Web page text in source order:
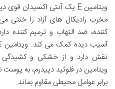
مخرب رادیکال های آزاد را خنثی
کننده، ضد التهاب و ترمیم کننده
نقش دارد و از خشکی و
ویتامین در فلوئید دپیدرم، به
برابر عوامل محیطی مقاوم بماند.